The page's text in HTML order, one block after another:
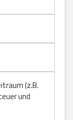
(z.B.
und